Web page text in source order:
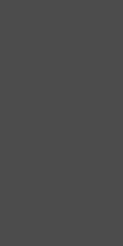
Arômes : blond,
Secret Garden.